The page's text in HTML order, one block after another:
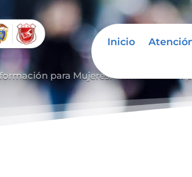
Inicio
para Mujeres. 9